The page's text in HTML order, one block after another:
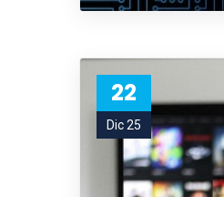
22
Dic 25